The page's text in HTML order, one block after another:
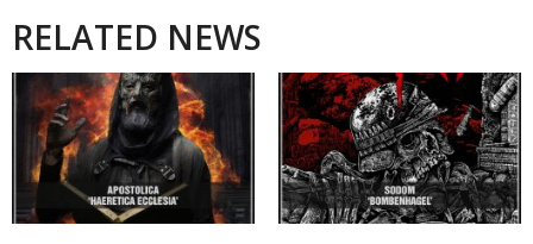
RELATED NEWS